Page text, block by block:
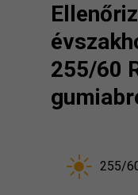
255/60
255/